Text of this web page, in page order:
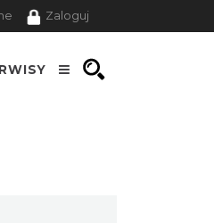
Zaloguj